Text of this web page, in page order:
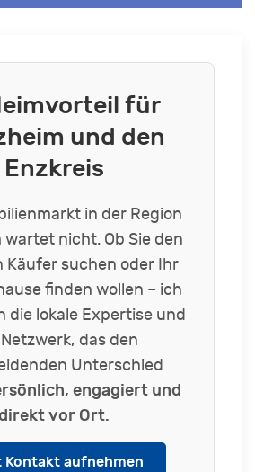
für
und den
Enzkreis
in der Region
wartet nicht. Ob Sie den
Käufer suchen oder Ihr
finden wollen – ich
die lokale Expertise und
das den
Unterschied
engagiert und
vor Ort.
aufnehmen